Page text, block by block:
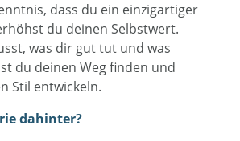
dass du ein einzigartiger
du deinen Selbstwert.
was dir gut tut und was
du deinen Weg finden und
Stil entwickeln.
dahinter?